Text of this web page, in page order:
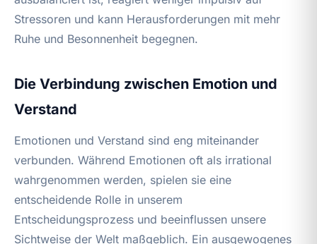
Stressoren und kann Herausforderungen mit mehr
Ruhe und Besonnenheit begegnen.
Die Verbindung zwischen Emotion und
Verstand
Emotionen und Verstand sind eng miteinander
verbunden. Während Emotionen oft als irrational
wahrgenommen werden, spielen sie eine
entscheidende Rolle in unserem
Entscheidungsprozess und beeinflussen unsere
Sichtweise der Welt maßgeblich. Ein ausgewogenes